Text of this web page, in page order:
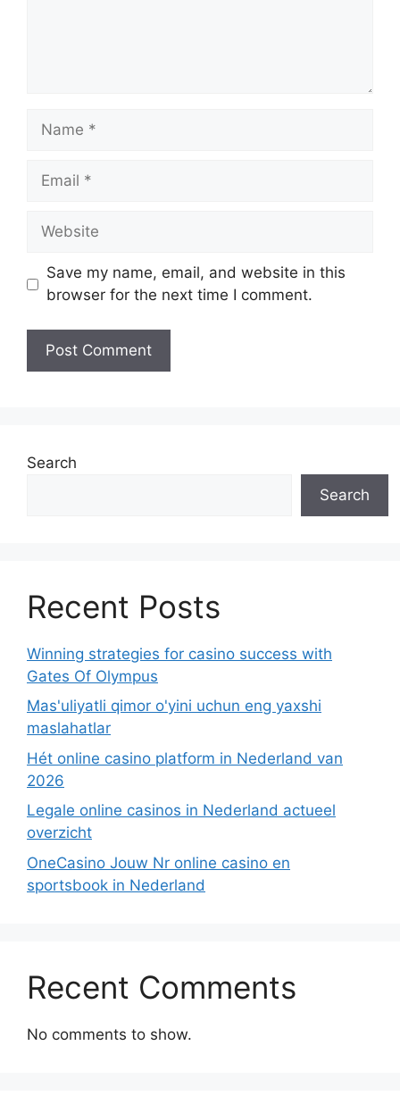
Name
Email
Website
Save my name, email, and website in this
browser for the next time I comment.
Search
Search
Recent Posts
Winning strategies for casino success with
Gates Of Olympus
Mas'uliyatli qimor o'yini uchun eng yaxshi
maslahatlar
Hét online casino platform in Nederland van
2026
Legale online casinos in Nederland actueel
overzicht
OneCasino Jouw Nr online casino en
sportsbook in Nederland
Recent Comments
No comments to show.